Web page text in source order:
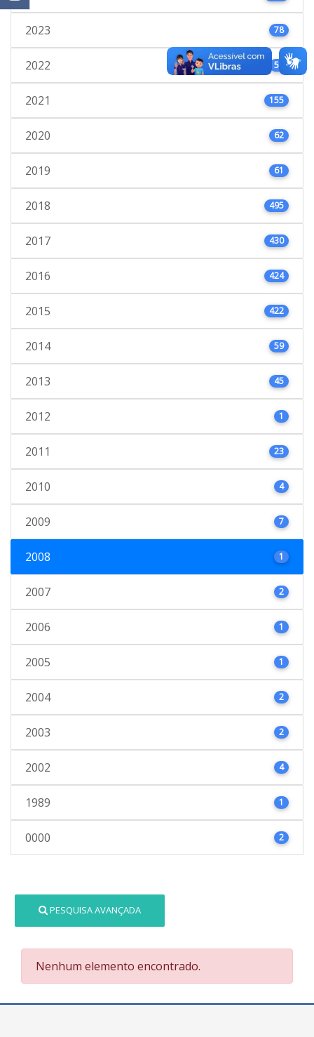
2023 78
2022 53
2021 155
2020 62
2019 61
2018 495
2017 430
2016 424
2015 422
2014 59
2013 45
2012 1
2011 23
2010 4
2009 7
2008 1
2007 2
2006 1
2005 1
2004 2
2003 2
2002 4
1989 1
0000 2
PESQUISA AVANÇADA
Nenhum elemento encontrado.